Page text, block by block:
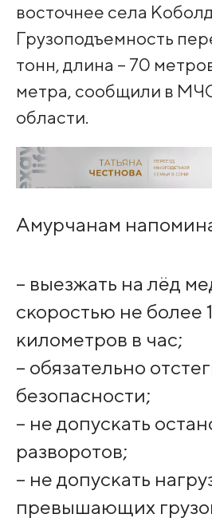
восточнее села
Грузоподъемность
тонн, длина – 70
метра, сообщили в
области.
Амурчанам
– выезжать на лёд
скоростью не более
километров в час;
– обязательно
безопасности;
– не допускать
разворотов;
– не допускать
превышающих